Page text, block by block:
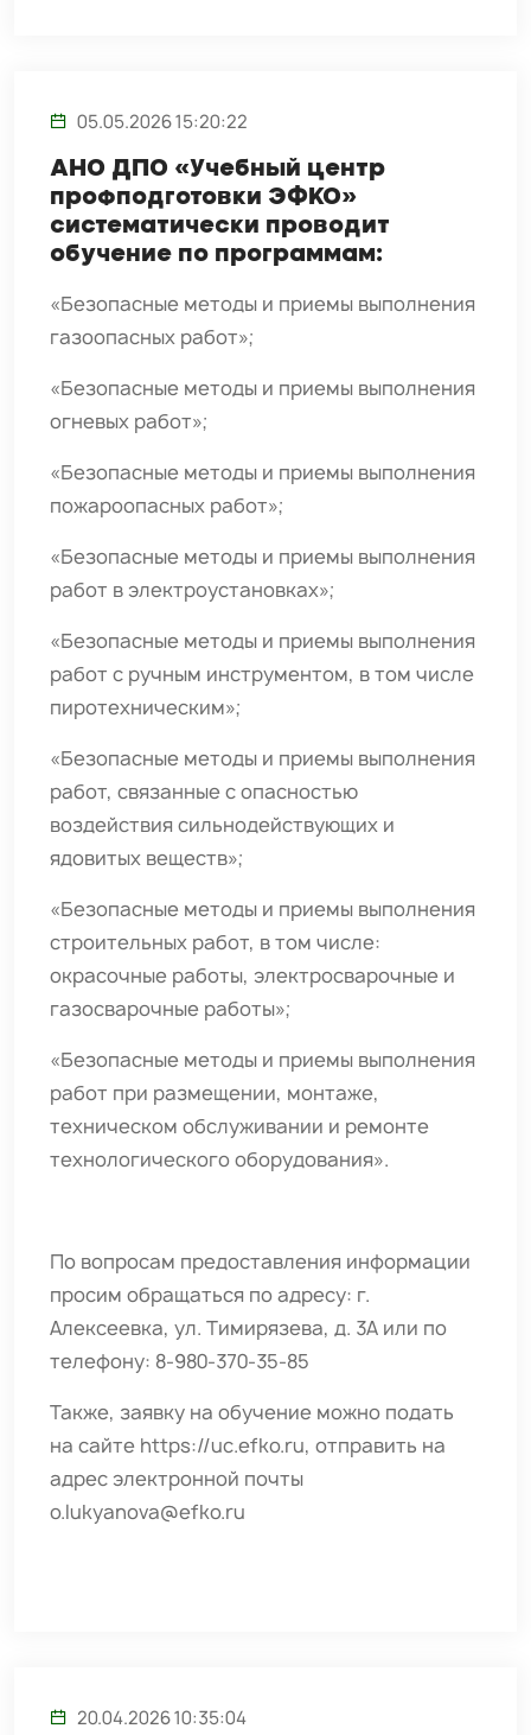
05.05.2026 15:20:22
АНО ДПО «Учебный центр
профподготовки ЭФКО»
систематически проводит
обучение по программам:
«Безопасные методы и приемы выполнения
газоопасных работ»;
«Безопасные методы и приемы выполнения
огневых работ»;
«Безопасные методы и приемы выполнения
пожароопасных работ»;
«Безопасные методы и приемы выполнения
работ в электроустановках»;
«Безопасные методы и приемы выполнения
работ с ручным инструментом, в том числе
пиротехническим»;
«Безопасные методы и приемы выполнения
работ, связанные с опасностью
воздействия сильнодействующих и
ядовитых веществ»;
«Безопасные методы и приемы выполнения
строительных работ, в том числе:
окрасочные работы, электросварочные и
газосварочные работы»;
«Безопасные методы и приемы выполнения
работ при размещении, монтаже,
техническом обслуживании и ремонте
технологического оборудования».
По вопросам предоставления информации
просим обращаться по адресу: г.
Алексеевка, ул. Тимирязева, д. 3А или по
телефону: 8-980-370-35-85
Также, заявку на обучение можно подать
на сайте https://uc.efko.ru, отправить на
адрес электронной почты
o.lukyanova@efko.ru
20.04.2026 10:35:04